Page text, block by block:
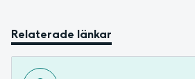
Relaterade länkar